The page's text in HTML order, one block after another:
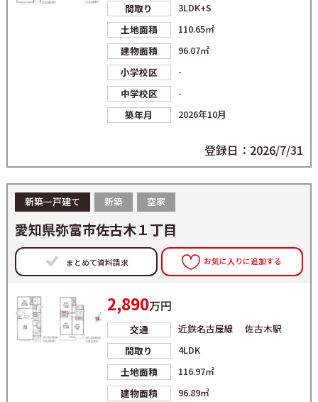
間取り
3LDK+S
土地面積
110.65㎡
建物面積
96.07㎡
小学校区
-
中学校区
-
築年月
2026年10月
登録日：2026/7/31
新築一戸建て 新築 空家
愛知県弥富市佐古木１丁目
まとめて資料請求 お気に入りに追加する
2,890万円
交通
近鉄名古屋線 佐古木駅
間取り
4LDK
土地面積
116.97㎡
建物面積
96.89㎡